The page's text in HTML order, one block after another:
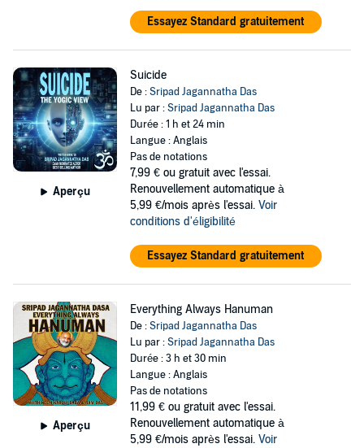
Essayez Standard gratuitement
Aperçu
Suicide
De :Sripad Jagannatha Das
Lu par :Sripad Jagannatha Das
Durée : 1 h et 24 min
Langue : Anglais
Pas de notations
7,99 € ou gratuit avec l'essai.
Renouvellement automatique à
5,99 €/mois après l'essai. Voir
conditions d'éligibilité
Essayez Standard gratuitement
Aperçu
Everything Always Hanuman
De :Sripad Jagannatha Das
Lu par :Sripad Jagannatha Das
Durée : 3 h et 30 min
Langue : Anglais
Pas de notations
11,99 € ou gratuit avec l'essai.
Renouvellement automatique à
5,99 €/mois après l'essai. Voir